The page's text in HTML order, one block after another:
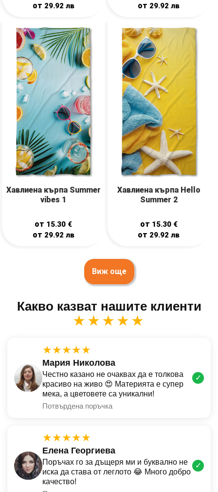
от 29.92 лв от 29.92лв
Хавлиена кърпа Summer
vibes 1
от 15.30 €
от 29.92 лв
Хавлиена кърпа Hello
Summer 2
от 15.30 €
от 29.92лв
Виж още
Какво казват нашите клиенти
★★★★★
★★★★★
Мария Николова
Честно казано не очаквах да е толкова
красиво на живо 😍 Материята е супер
мека, а цветовете са уникални!
Потвърдена поръчка
✓
★★★★★
Елена Георгиева
Поръчах го за дъщеря ми и буквално не
иска да става от леглото 😂 Много добро
качество!
✓